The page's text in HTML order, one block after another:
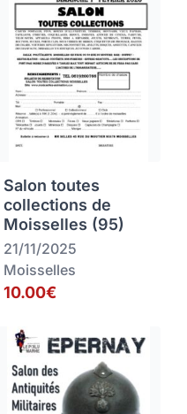
Salon toutes
collections de
Moisselles (95)
21/11/2025
Moisselles
10.00€